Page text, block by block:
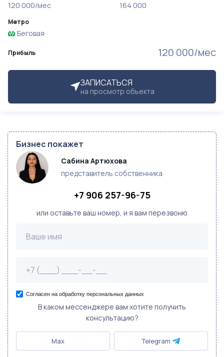
Прибыль 120 000/мес
ЗАПИСАТЬСЯ
на просмотр объекта
120 000/мес 164 000
Метро
Беговая
Бизнес покажет
Сабина Артюхова
представитель собственника
+7 906 257-96-75
или оставьте ваш номер, и я вам перезвоню
Согласен на обработку персональных данных
В каком мессенджере вам хотите получить
консультацию?
Max Telegram